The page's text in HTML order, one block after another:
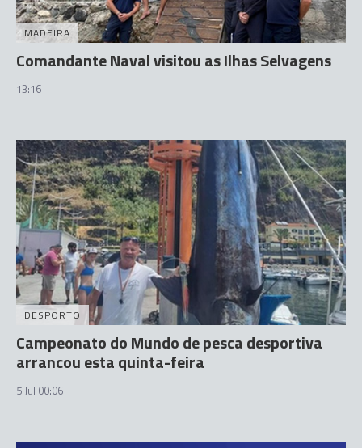
MADEIRA
Comandante Naval visitou as Ilhas Selvagens
13:16
DESPORTO
Campeonato do Mundo de pesca desportiva
arrancou esta quinta-feira
5 Jul 00:06